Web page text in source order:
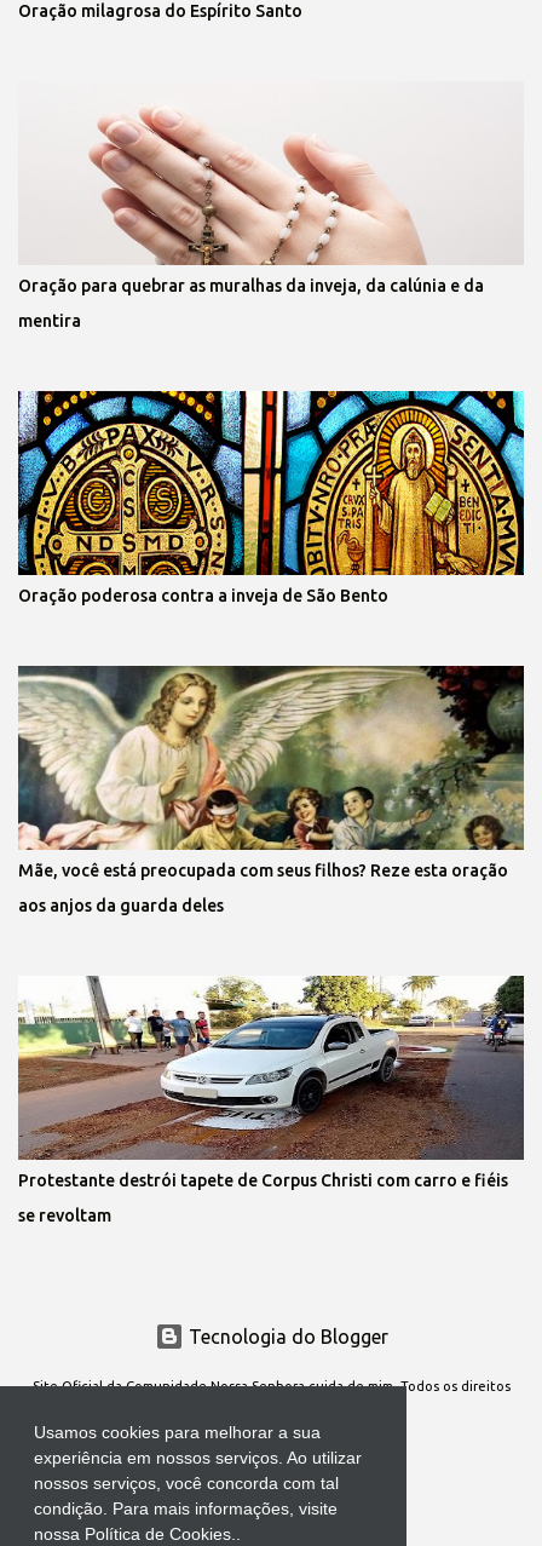
Usamos cookies para melhorar a sua
experiência em nossos serviços. Ao utilizar
nossos serviços, você concorda com tal
condição. Para mais informações, visite
nossa Política de Cookies..
Oração milagrosa do Espírito Santo
Oração para quebrar as muralhas da inveja, da calúnia e da
mentira
Oração poderosa contra a inveja de São Bento
Mãe, você está preocupada com seus filhos? Reze esta oração
aos anjos da guarda deles
Protestante destrói tapete de Corpus Christi com carro e fiéis
se revoltam
Tecnologia do Blogger
Site Oficial da Comunidade Nossa Senhora cuida de mim. Todos os direitos